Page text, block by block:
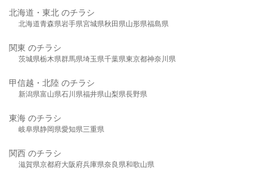
北海道・東北 のチラシ
北海道青森県岩手県宮城県秋田県山形県福島県
関東 のチラシ
茨城県栃木県群馬県埼玉県千葉県東京都神奈川県
甲信越・北陸 のチラシ
新潟県富山県石川県福井県山梨県長野県
東海 のチラシ
岐阜県静岡県愛知県三重県
関西 のチラシ
滋賀県京都府大阪府兵庫県奈良県和歌山県